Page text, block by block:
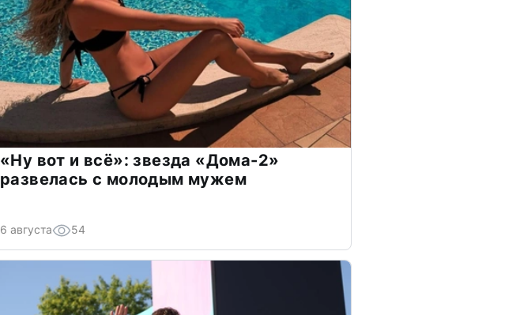
«Ну вот и всё»: звезда «Дома-2»
развелась с молодым мужем
6 августа 54